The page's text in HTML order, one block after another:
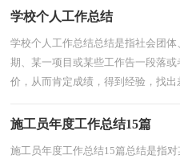
学校个人工作总结
学校个人工作总结总结是指社会团
期、某一项目或某些工作告一段落
价，从而肯定成绩，得到经验，找出
施工员年度工作总结15篇
施工员年度工作总结15篇总结是指